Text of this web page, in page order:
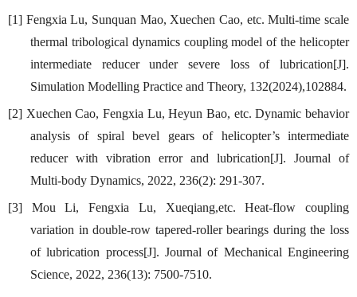
[1] Fengxia Lu, Sunquan Mao, Xuechen Cao, etc. Multi-time scale
thermal tribological dynamics coupling model of the helicopter
intermediate reducer under severe loss of lubrication[J].
Simulation Modelling Practice and Theory, 132(2024),102884.
[2] Xuechen Cao, Fengxia Lu, Heyun Bao, etc. Dynamic behavior
analysis of spiral bevel gears of helicopter’s intermediate
reducer with vibration error and lubrication[J]. Journal of
Multi-body Dynamics, 2022, 236(2): 291-307.
[3] Mou Li, Fengxia Lu, Xueqiang,etc. Heat-flow coupling
variation in double-row tapered-roller bearings during the loss
of lubrication process[J]. Journal of Mechanical Engineering
Science, 2022, 236(13): 7500-7510.